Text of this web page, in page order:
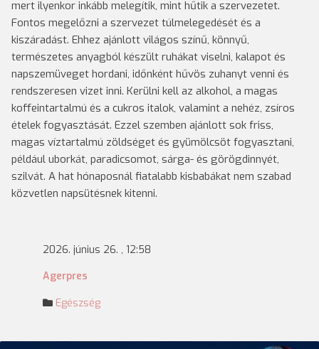
mert ilyenkor inkább melegítik, mint hűtik a szervezetet.
Fontos megelőzni a szervezet túlmelegedését és a
kiszáradást. Ehhez ajánlott világos színű, könnyű,
természetes anyagból készült ruhákat viselni, kalapot és
napszemüveget hordani, időnként hűvös zuhanyt venni és
rendszeresen vizet inni. Kerülni kell az alkohol, a magas
koffeintartalmú és a cukros italok, valamint a nehéz, zsíros
ételek fogyasztását. Ezzel szemben ajánlott sok friss,
magas víztartalmú zöldséget és gyümölcsöt fogyasztani,
például uborkát, paradicsomot, sárga- és görögdinnyét,
szilvát. A hat hónaposnál fiatalabb kisbabákat nem szabad
közvetlen napsütésnek kitenni.
2026. június 26. , 12:58
Agerpres
Egészség